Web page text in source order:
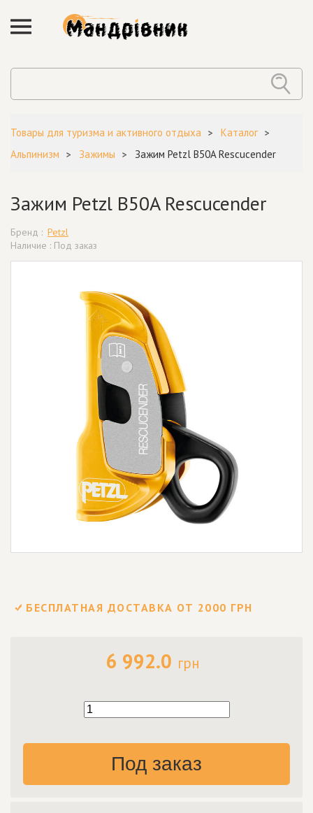
Товары для туризма и активного отдыха
Каталог
Альпинизм
Зажимы Зажим Petzl B50A Rescucender
Зажим Petzl B50A Rescucender
Бренд : Petzl
Наличие : Под заказ
БЕСПЛАТНАЯ ДОСТАВКА ОТ 2000 ГРН
6 992.0 грн
Под заказ